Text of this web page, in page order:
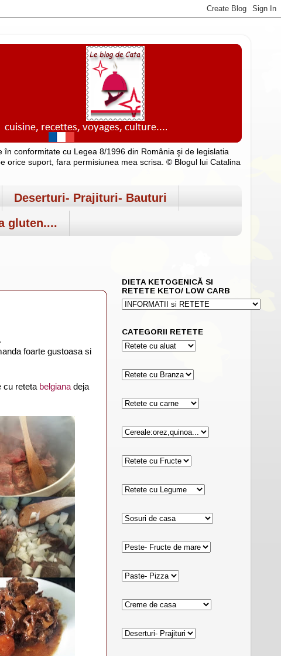
conformitate cu Legea 8/1996 din România şi de legislatia
orice suport, fara permisiunea mea scrisa. © Blogul lui Catalina
Deserturi- Prajituri- Bauturi
gluten....
foarte gustoasa si
cu reteta belgiana deja
DIETA KETOGENICĂ SI
RETETE KETO/ LOW CARB
CATEGORII RETETE